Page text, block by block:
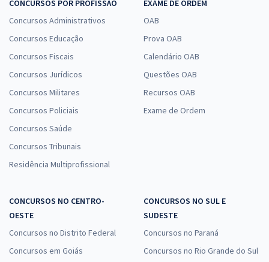
CONCURSOS POR PROFISSÃO
Concursos Administrativos
Concursos Educação
Concursos Fiscais
Concursos Jurídicos
Concursos Militares
Concursos Policiais
Concursos Saúde
Concursos Tribunais
Residência Multiprofissional
EXAME DE ORDEM
OAB
Prova OAB
Calendário OAB
Questões OAB
Recursos OAB
Exame de Ordem
CONCURSOS NO CENTRO-
OESTE
Concursos no Distrito Federal
Concursos em Goiás
CONCURSOS NO SUL E
SUDESTE
Concursos no Paraná
Concursos no Rio Grande do Sul